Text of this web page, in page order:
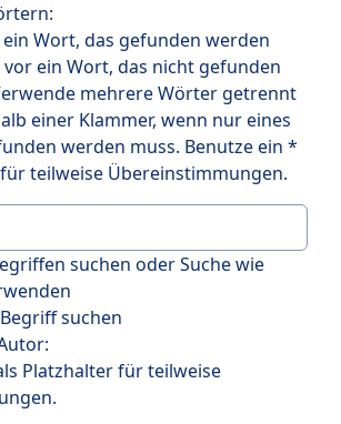
Wort, das gefunden werden
vor ein Wort, das nicht gefunden
mehrere Wörter getrennt
einer Klammer, wenn nur eines
werden muss. Benutze ein *
teilweise Übereinstimmungen.
suchen oder Suche wie
suchen
Platzhalter für teilweise